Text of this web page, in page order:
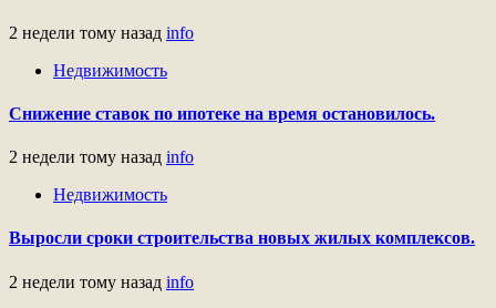
2 недели тому назад info
Недвижимость
Снижение ставок по ипотеке на время остановилось.
2 недели тому назад info
Недвижимость
Выросли сроки строительства новых жилых комплексов.
2 недели тому назад info